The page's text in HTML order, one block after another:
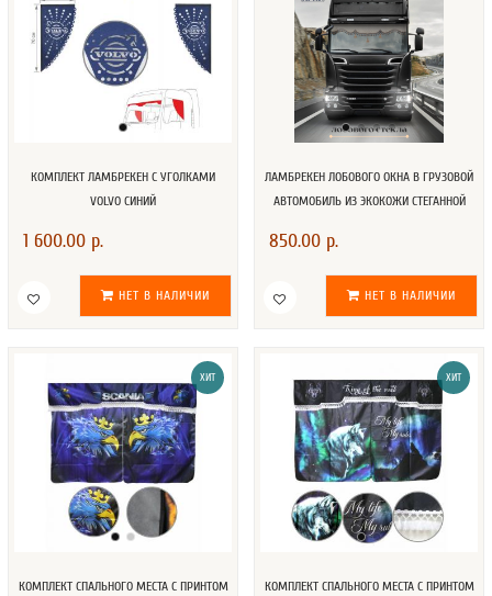
КОМПЛЕКТ ЛАМБРЕКЕН С УГОЛКАМИ
VOLVO СИНИЙ
1 600.00 р.
НЕТ В НАЛИЧИИ
ЛАМБРЕКЕН ЛОБОВОГО ОКНА В ГРУЗОВОЙ
АВТОМОБИЛЬ ИЗ ЭКОКОЖИ СТЕГАННОЙ
850.00 р.
НЕТ В НАЛИЧИИ
ХИТ
КОМПЛЕКТ СПАЛЬНОГО МЕСТА С ПРИНТОМ
ХИТ
КОМПЛЕКТ СПАЛЬНОГО МЕСТА С ПРИНТОМ